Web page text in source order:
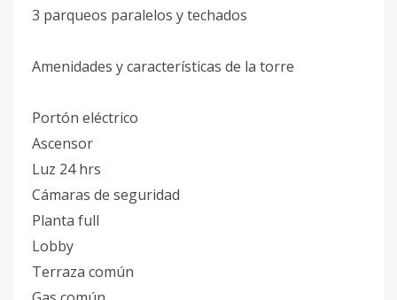
3 parqueos paralelos y techados
Amenidades y características de la torre
Portón eléctrico
Ascensor
Luz 24 hrs
Cámaras de seguridad
Planta full
Lobby
Terraza común